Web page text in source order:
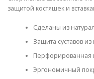
защитой костяшек и
Сделаны из
Защита суставов
Перфорированная
Эргономичный